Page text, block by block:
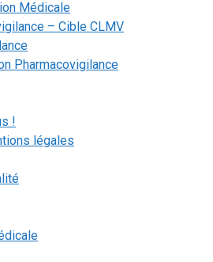
Médicale
– Cible CLMV
Pharmacovigilance
!
légales